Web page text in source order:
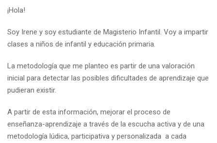
¡Hola!
Soy Irene y soy estudiante de Magisterio Infantil. Voy a impartir
clases a niños de infantil y educación primaria.
La metodología que me planteo es partir de una valoración
inicial para detectar las posibles dificultades de aprendizaje que
pudieran existir.
A partir de esta información, mejorar el proceso de
enseñanza-aprendizaje a través de la escucha activa y de una
metodología lúdica, participativa y personalizada a cada